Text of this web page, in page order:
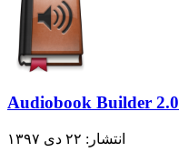
Audiobook Builder 2.0
انتشار: ۲۲ دی ۱۳۹۷